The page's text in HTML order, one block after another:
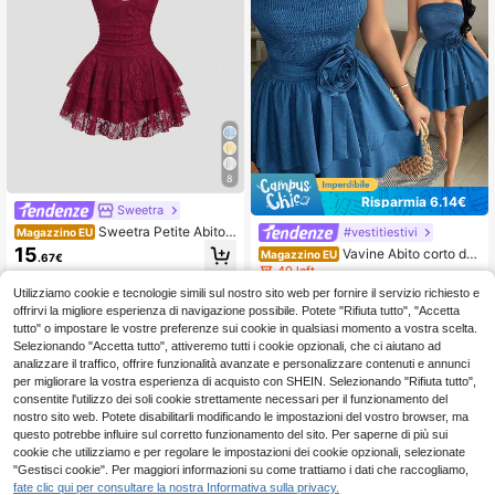
8
Sweetra
Magazzino EU Sweetra Petite Abito
mini sexy da donna rosso senza ma
niche con scollo a V e patchwork in
izzo rosso, per donne di piccola stat
ura
15.67€
Risparmia 6.14€
#vestitiestivi
Magazzino EU Vavine Abito corto da
donna a tinta unita, minimalista, cas
ato sul fondo, adatto per il pendolari
smo
40 left
12.47€ -32% 18.61€
4-7 giorni lavorativi
Utilizziamo cookie e tecnologie simili sul nostro sito web per fornire il servizio richiesto e
offrirvi la migliore esperienza di navigazione possibile. Potete "Rifiuta tutto", "Accetta
tutto" o impostare le vostre preferenze sui cookie in qualsiasi momento a vostra scelta.
Selezionando "Accetta tutto", attiveremo tutti i cookie opzionali, che ci aiutano ad
analizzare il traffico, offrire funzionalità avanzate e personalizzare contenuti e annunci
per migliorare la vostra esperienza di acquisto con SHEIN. Selezionando "Rifiuta tutto",
consentite l'utilizzo dei soli cookie strettamente necessari per il funzionamento del
nostro sito web. Potete disabilitarli modificando le impostazioni del vostro browser, ma
questo potrebbe influire sul corretto funzionamento del sito. Per saperne di più sui
cookie che utilizziamo e per regolare le impostazioni dei cookie opzionali, selezionate
"Gestisci cookie". Per maggiori informazioni su come trattiamo i dati che raccogliamo,
fate clic qui per consultare la nostra Informativa sulla privacy.